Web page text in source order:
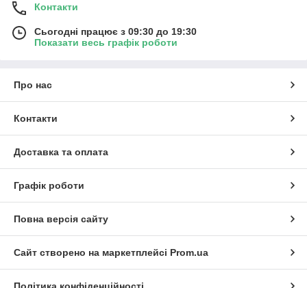
Контакти
Сьогодні працює з 09:30 до 19:30
Показати весь графік роботи
Про нас
Контакти
Доставка та оплата
Графік роботи
Повна версія сайту
Сайт створено на маркетплейсі Prom.ua